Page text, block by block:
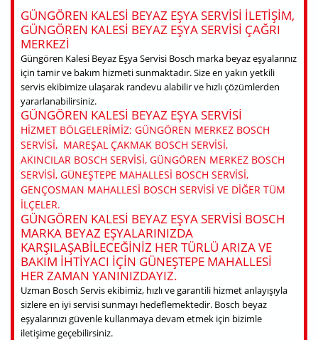
GÜNGÖREN KALESI BEYAZ EŞYA SERVISI ILETIŞIM,
GÜNGÖREN KALESI BEYAZ EŞYA SERVISI ÇAĞRI
MERKEZI
Güngören Kalesi Beyaz Eşya Servisi Bosch marka beyaz eşyalarınız
için tamir ve bakım hizmeti sunmaktadır. Size en yakın yetkili
servis ekibimize ulaşarak randevu alabilir ve hızlı çözümlerden
yararlanabilirsiniz.
GÜNGÖREN KALESI BEYAZ EŞYA SERVISI
HIZMET BÖLGELERIMIZ: GÜNGÖREN MERKEZ BOSCH
SERVISI, MAREŞAL ÇAKMAK BOSCH SERVISI,
AKINCILAR BOSCH SERVISI, GÜNGÖREN MERKEZ BOSCH
SERVISI, GÜNEŞTEPE MAHALLESI BOSCH SERVISI,
GENÇOSMAN MAHALLESI BOSCH SERVISI VE DIĞER TÜM
ILÇELER.
GÜNGÖREN KALESI BEYAZ EŞYA SERVISI BOSCH
MARKA BEYAZ EŞYALARINIZDA
KARŞILAŞABILECEĞINIZ HER TÜRLÜ ARIZA VE
BAKIM IHTIYACI IÇIN GÜNEŞTEPE MAHALLESI
HER ZAMAN YANINIZDAYIZ.
Uzman Bosch Servis ekibimiz, hızlı ve garantili hizmet anlayışıyla
sizlere en iyi servisi sunmayı hedeflemektedir. Bosch beyaz
eşyalarınızı güvenle kullanmaya devam etmek için bizimle
iletişime geçebilirsiniz.